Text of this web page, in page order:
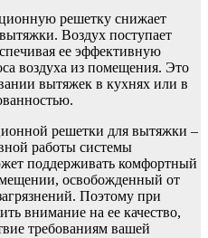
решетку снижает
Воздух поступает
ее эффективную
воздуха из помещения. Это
вытяжек в кухнях или в
решетки для вытяжки –
работы системы
поддерживать комфортный
освобожденный от
Поэтому при
внимание на ее качество,
требованиям вашей